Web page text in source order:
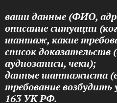
ваши данные (ФИО,
описание ситуации
шантаж, какие
список
аудиозаписи, чеки);
данные шантажиста
требование возбудить
163 УК РФ.